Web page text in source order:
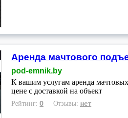
Аренда мачтового
pod-emnik.by
К вашим услугам аренда
цене с доставкой на объект
Рейтинг: 0 Отзывы: нет